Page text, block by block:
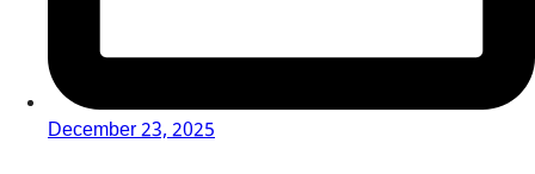
December 23, 2025